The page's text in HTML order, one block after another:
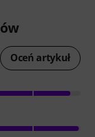
Oceń artykuł